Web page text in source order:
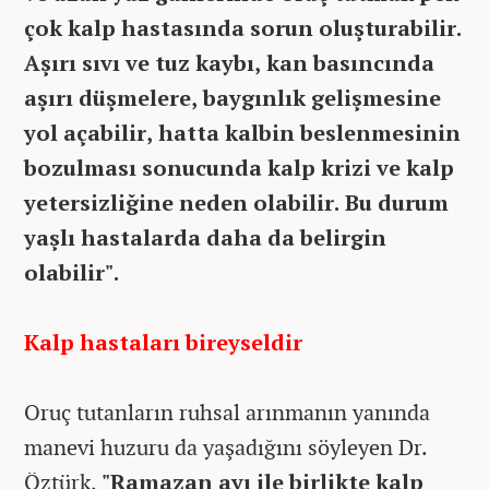
çok kalp hastasında sorun oluşturabilir.
Aşırı sıvı ve tuz kaybı, kan basıncında
aşırı düşmelere, baygınlık gelişmesine
yol açabilir, hatta kalbin beslenmesinin
bozulması sonucunda kalp krizi ve kalp
yetersizliğine neden olabilir. Bu durum
yaşlı hastalarda daha da belirgin
olabilir".
Kalp hastaları bireyseldir
Oruç tutanların ruhsal arınmanın yanında
manevi huzuru da yaşadığını söyleyen Dr.
Öztürk, "Ramazan ayı ile birlikte kalp